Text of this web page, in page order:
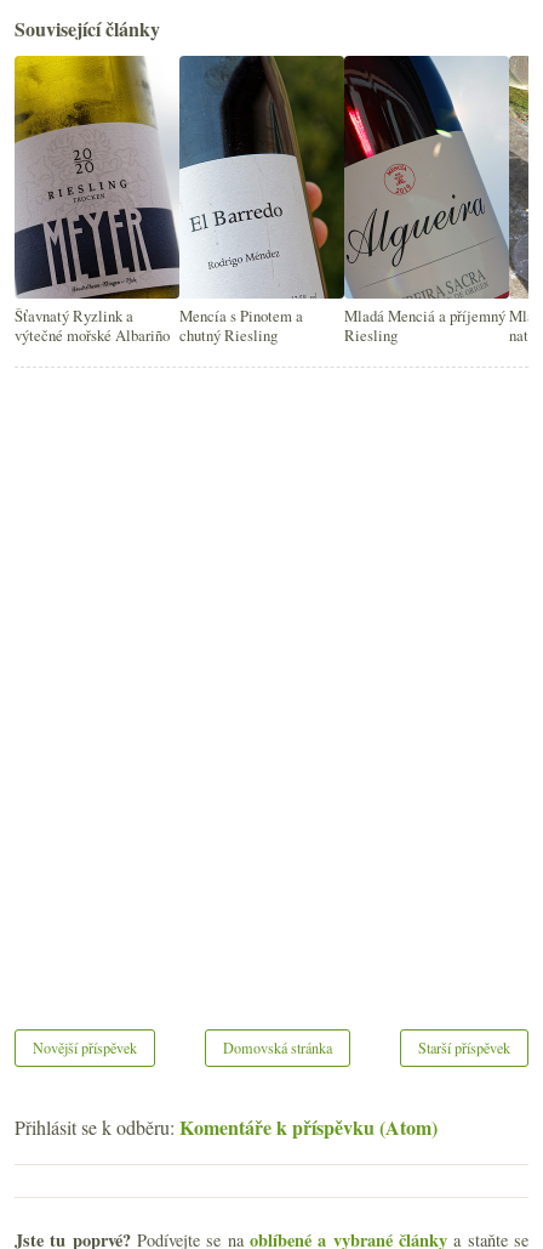
Související články
Šťavnatý Ryzlink a
výtečné mořské Albariño
Mencía s Pinotem a
chutný Riesling
Mladá Menciá a příjemný
Riesling
Novější příspěvek Starší příspěvek
Domovská stránka
Přihlásit se k odběru: Komentáře k příspěvku (Atom)
Jste tu poprvé?Podívejte se naoblíbené a vybrané články a staňte se